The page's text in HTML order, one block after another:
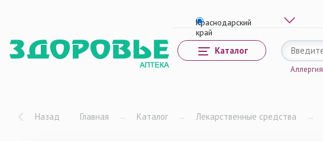
Каталог
Аллергия
Назад Главная → Каталог → Лекарственные средства →